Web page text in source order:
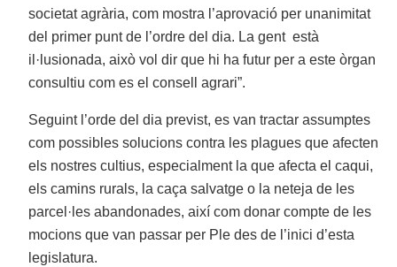
societat agrària, com mostra l’aprovació per unanimitat
del primer punt de l’ordre del dia. La gent està
il·lusionada, això vol dir que hi ha futur per a este òrgan
consultiu com es el consell agrari”.
Seguint l’orde del dia previst, es van tractar assumptes
com possibles solucions contra les plagues que afecten
els nostres cultius, especialment la que afecta el caqui,
els camins rurals, la caça salvatge o la neteja de les
parcel·les abandonades, així com donar compte de les
mocions que van passar per Ple des de l’inici d’esta
legislatura.